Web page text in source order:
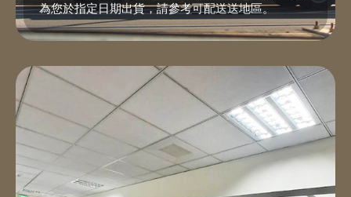
為您於指定日期出貨，請參考可配送送地區。